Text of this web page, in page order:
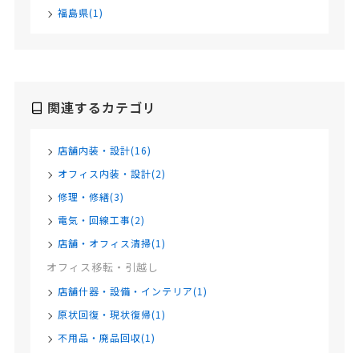
福島県(1)
関連するカテゴリ
店舗内装・設計(16)
オフィス内装・設計(2)
修理・修繕(3)
電気・回線工事(2)
店舗・オフィス清掃(1)
オフィス移転・引越し
店舗什器・設備・インテリア(1)
原状回復・現状復帰(1)
不用品・廃品回収(1)